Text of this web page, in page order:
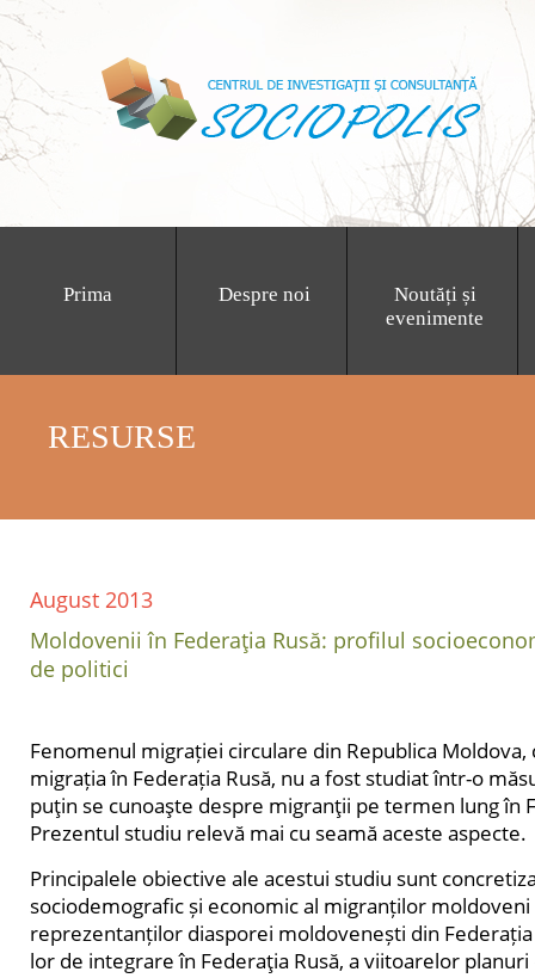
Prima Despre noi
Noutăți și
evenimente
RESURSE
August 2013
Moldovenii în Federaţia Rusă: profilul
de politici
Fenomenul migrației circulare din Republica
migrația în Federația Rusă, nu a fost studiat într-o
puţin se cunoaşte despre migranţii pe termen lung în
Prezentul studiu relevă mai cu seamă aceste aspecte.
Principalele obiective ale acestui studiu sunt
sociodemografic și economic al migranților moldoveni
reprezentanților diasporei moldovenești din
lor de integrare în Federaţia Rusă, a viitoarelor